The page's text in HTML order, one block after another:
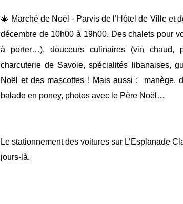
🎄 Marché de Noël - Parvis de l’Hôtel de Ville et
décembre de 10h00 à 19h00. Des chalets pour
à porter…), douceurs culinaires (vin chaud,
charcuterie de Savoie, spécialités libanaises,
Noël et des mascottes ! Mais aussi : manège,
balade en poney, photos avec le Père Noël…
Le stationnement des voitures sur L’Esplanade
jours-là.